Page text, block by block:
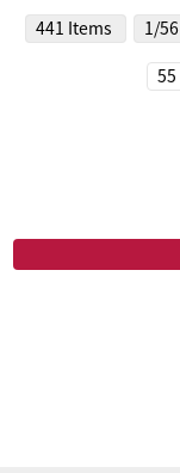
441 Items 1/56
55